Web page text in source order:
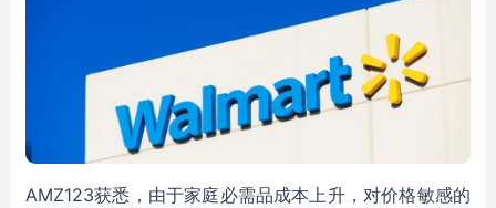
AMZ123获悉，由于家庭必需品成本上升，对价格敏感的